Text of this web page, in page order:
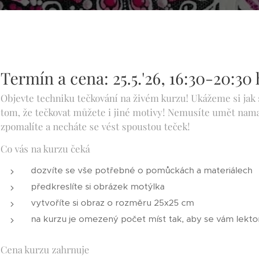
Termín a cena: 25.5.'26, 16:30-20:30
Objevte techniku tečkování na živém kurzu! Ukážeme si
tom, že tečkovat můžete i jiné motivy! Nemusíte umět
zpomalíte a necháte se vést spoustou teček!
Co vás na kurzu čeká
dozvíte se vše potřebné o pomůckách a materiálech
předkreslíte si obrázek motýlka
vytvoříte si obraz o rozměru 25x25 cm
na kurzu je omezený počet míst tak, aby se vám
Cena kurzu zahrnuje